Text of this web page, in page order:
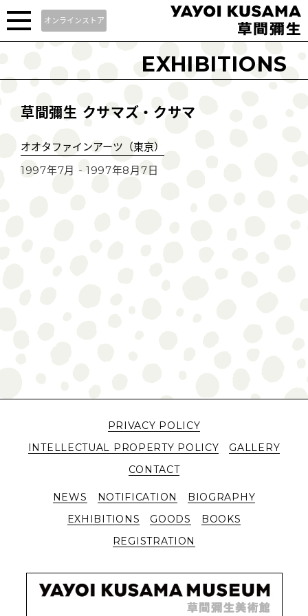
オンラインストア
EXHIBITIONS
草間彌生 クサマズ・クサマ
オオタファインアーツ（東京）
1997年7月 - 1997年8月7日
PRIVACY POLICY
INTELLECTUAL PROPERTY POLICY
GALLERY
CONTACT
NEWS NOTIFICATION
BIOGRAPHY
EXHIBITIONS
GOODS
BOOKS
REGISTRATION